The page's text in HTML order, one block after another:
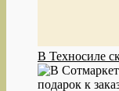
В Техносиле